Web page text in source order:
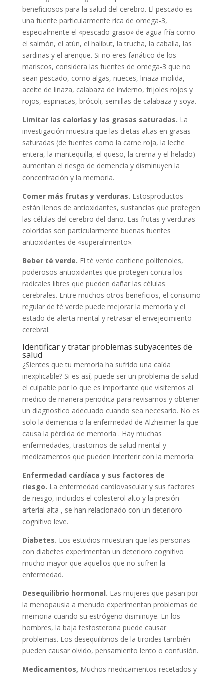
beneficiosos para la salud del cerebro. El pescado es
una fuente particularmente rica de omega-3,
especialmente el «pescado graso» de agua fría como
el salmón, el atún, el halibut, la trucha, la caballa, las
sardinas y el arenque. Si no eres fanático de los
mariscos, considera las fuentes de omega-3 que no
sean pescado, como algas, nueces, linaza molida,
aceite de linaza, calabaza de invierno, frijoles rojos y
rojos, espinacas, brócoli, semillas de calabaza y soya.
Limitar las calorías y las grasas saturadas. La
investigación muestra que las dietas altas en grasas
saturadas (de fuentes como la carne roja, la leche
entera, la mantequilla, el queso, la crema y el helado)
aumentan el riesgo de demencia y disminuyen la
concentración y la memoria.
Comer más frutas y verduras. Estosproductos
están llenos de antioxidantes, sustancias que protegen
las células del cerebro del daño. Las frutas y verduras
coloridas son particularmente buenas fuentes
antioxidantes de «superalimento».
Beber té verde. El té verde contiene polifenoles,
poderosos antioxidantes que protegen contra los
radicales libres que pueden dañar las células
cerebrales. Entre muchos otros beneficios, el consumo
regular de té verde puede mejorar la memoria y el
estado de alerta mental y retrasar el envejecimiento
cerebral.
Identificar y tratar problemas subyacentes de
salud
¿Sientes que tu memoria ha sufrido una caída
inexplicable? Si es así, puede ser un problema de salud
el culpable por lo que es importante que visitemos al
medico de manera periodica para revisarnos y obtener
un diagnostico adecuado cuando sea necesario. No es
solo la demencia o la enfermedad de Alzheimer la que
causa la pérdida de memoria . Hay muchas
enfermedades, trastornos de salud mental y
medicamentos que pueden interferir con la memoria:
Enfermedad cardíaca y sus factores de
riesgo. La enfermedad cardiovascular y sus factores
de riesgo, incluidos el colesterol alto y la presión
arterial alta , se han relacionado con un deterioro
cognitivo leve.
Diabetes. Los estudios muestran que las personas
con diabetes experimentan un deterioro cognitivo
mucho mayor que aquellos que no sufren la
enfermedad.
Desequilibrio hormonal. Las mujeres que pasan por
la menopausia a menudo experimentan problemas de
memoria cuando su estrógeno disminuye. En los
hombres, la baja testosterona puede causar
problemas. Los desequilibrios de la tiroides también
pueden causar olvido, pensamiento lento o confusión.
Medicamentos, Muchos medicamentos recetados y